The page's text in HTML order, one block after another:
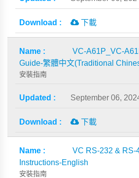
下載
VC-A61P_VC-
Guide-繁體中文(Traditional
安裝指南
September 06,
下載
VC RS-232 & RS-
Instructions-English
安裝指南